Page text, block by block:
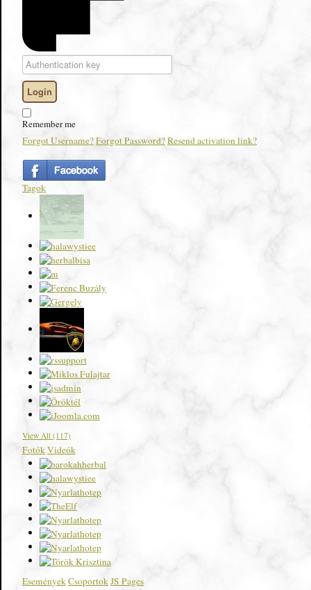
Login
Remember me
Forgot Username?Forgot Password?Resend activation link?
Tagok
View All (117)
FotókVideók
EseményekCsoportokJS Pages